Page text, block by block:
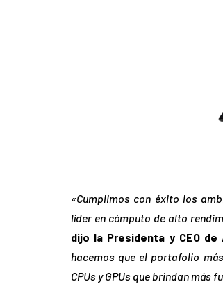
«Cumplimos con éxito los
líder en cómputo de alto
dijo la Presidenta y CEO de
hacemos que el portafolio
CPUs y GPUs que brindan más